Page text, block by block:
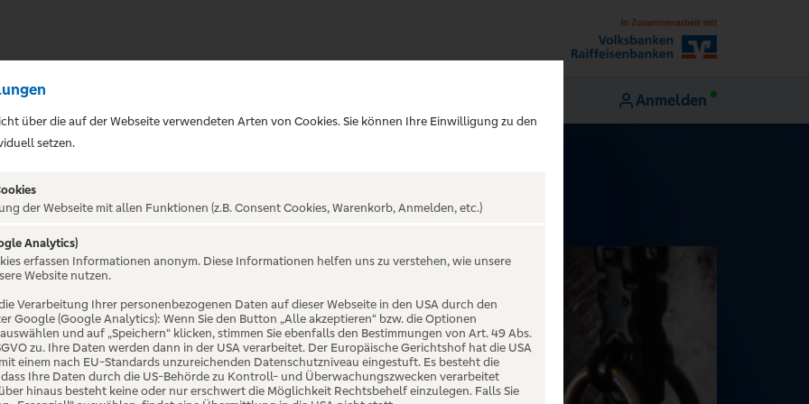
Anmelden
–
Genuss und
über die auf der Webseite verwendeten Arten von Cookies. Sie können Ihre Einwilligung zu den
setzen.
der Webseite mit allen Funktionen (z.B. Consent Cookies, Warenkorb, Anmelden, etc.)
Analytics)
erfassen Informationen anonym. Diese Informationen helfen uns zu verstehen, wie unsere
Website nutzen.
Verarbeitung Ihrer personenbezogenen Daten auf dieser Webseite in den USA durch den
Google (Google Analytics): Wenn Sie den Button „Alle akzeptieren“ bzw. die Optionen
und auf „Speichern“ klicken, stimmen Sie ebenfalls den Bestimmungen von Art. 49 Abs.
zu. Ihre Daten werden dann in der USA verarbeitet. Der Europäische Gerichtshof hat die USA
einem nach EU-Standards unzureichenden Datenschutzniveau eingestuft. Es besteht die
Ihre Daten durch die US-Behörde zu Kontroll- und Überwachungszwecken verarbeitet
hinaus besteht keine oder nur erschwert die Möglichkeit Rechtsbehelf einzulegen. Falls Sie